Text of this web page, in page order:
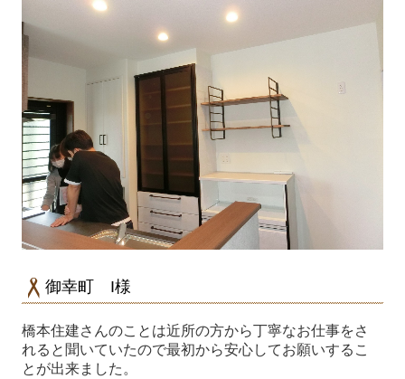
御幸町 I様
橋本住建さんのことは近所の方から丁寧なお仕事をさ
れると聞いていたので最初から安心してお願いするこ
とが出来ました。